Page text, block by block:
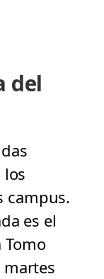
del
los
campus.
es el
martes